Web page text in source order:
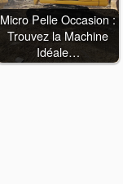
Micro Pelle Occasion :
Trouvez la Machine
Idéale…